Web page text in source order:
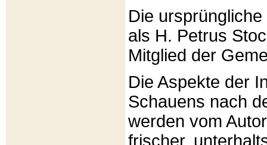
Die
als H. Petrus
Mitglied der
Die Aspekte der
Schauens nach
werden vom
frischer,